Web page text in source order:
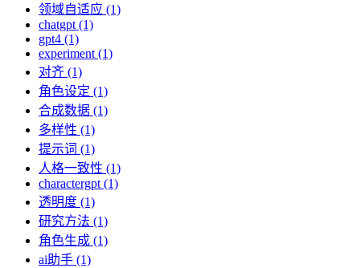
领域自适应 (1)
chatgpt (1)
gpt4 (1)
experiment (1)
对齐 (1)
角色设定 (1)
合成数据 (1)
多样性 (1)
提示词 (1)
人格一致性 (1)
charactergpt (1)
透明度 (1)
研究方法 (1)
角色生成 (1)
ai助手 (1)